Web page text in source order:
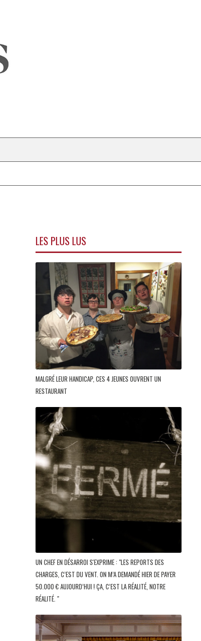
LES PLUS LUS
MALGRÉ LEUR HANDICAP, CES 4 JEUNES OUVRENT UN
RESTAURANT
UN CHEF EN DÉSARROI S'EXPRIME : "LES REPORTS DES
CHARGES, C’EST DU VENT. ON M’A DEMANDÉ HIER DE PAYER
50.000 € AUJOURD’HUI ! ÇA, C’EST LA RÉALITÉ, NOTRE
RÉALITÉ. "